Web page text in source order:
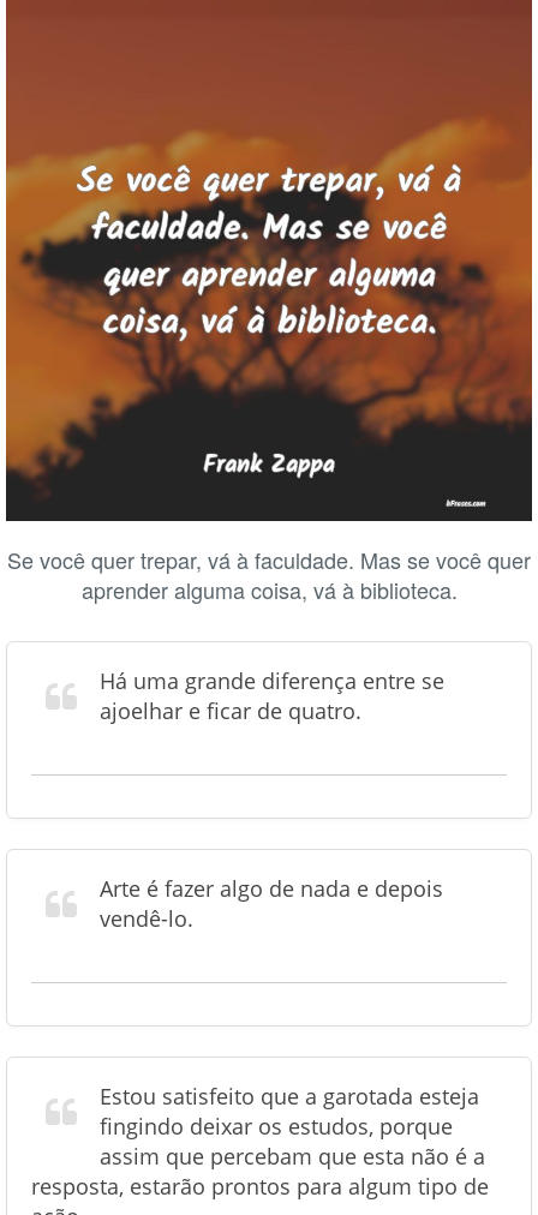
Se você quer trepar, vá à faculdade. Mas se você quer
aprender alguma coisa, vá à biblioteca.
Há uma grande diferença entre se
ajoelhar e ficar de quatro.
Arte é fazer algo de nada e depois
vendê-lo.
Estou satisfeito que a garotada esteja
fingindo deixar os estudos, porque
assim que percebam que esta não é a
resposta, estarão prontos para algum tipo de